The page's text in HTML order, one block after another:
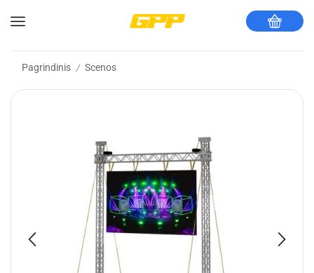
Pagrindinis / Scenos